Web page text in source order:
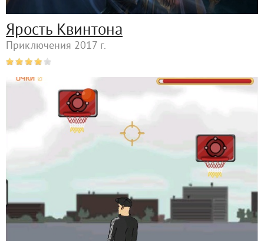
Ярость Квинтона
Приключения 2017 г.